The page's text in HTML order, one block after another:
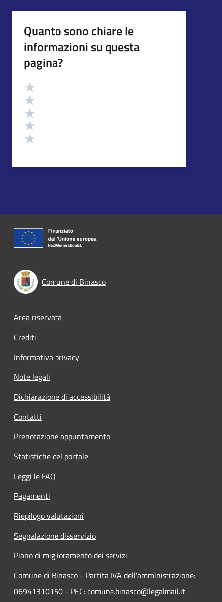
Quanto sono chiare le
informazioni su questa
pagina?
Valutazione
Comune di Binasco
Footer menu
Area riservata
Crediti
Informativa privacy
Note legali
Dichiarazione di accessibilità
Contatti
Prenotazione appuntamento
Statistiche del portale
Leggi le FAQ
Pagamenti
Riepilogo valutazioni
Segnalazione disservizio
Piano di miglioramento dei servizi
Comune di Binasco - Partita IVA dell'amministrazione:
06941310150 - PEC: comune.binasco@legalmail.it